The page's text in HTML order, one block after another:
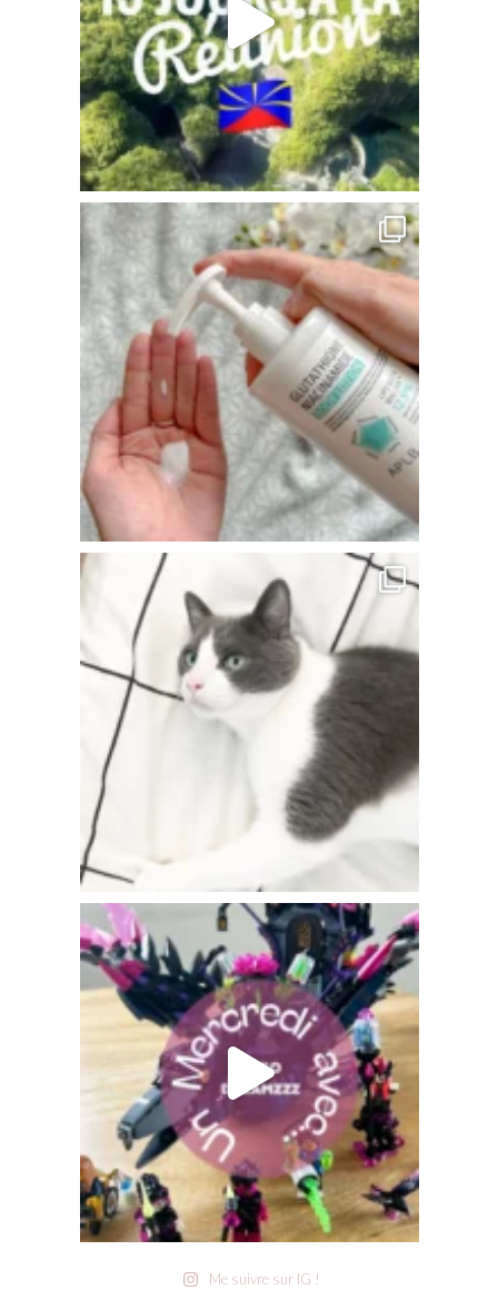
Me suivre sur IG !